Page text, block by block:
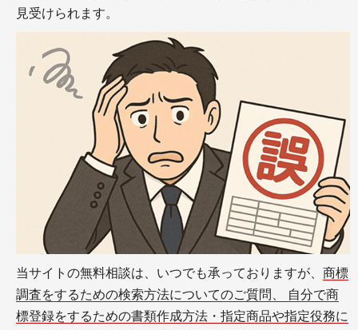
見受けられます。
当サイトの無料相談は、いつでも承っておりますが、 商標
調査をするための検索方法についてのご質問、 自分で商
標登録をするための書類作成方法・指定商品や指定役務に